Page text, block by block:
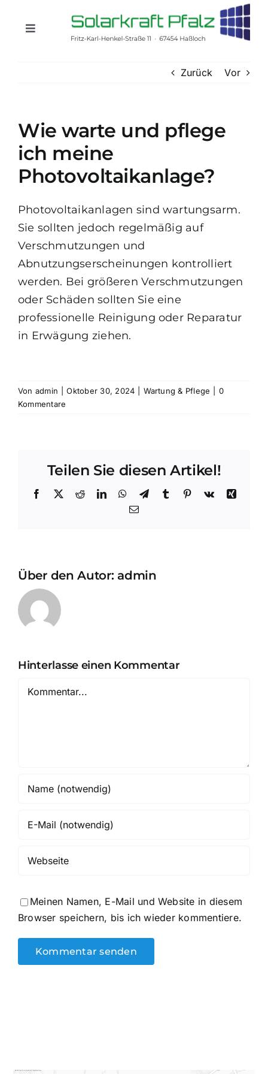
Toggle
GEWERBEKUNDEN
MIETERSTROM
Zurück Vor
Wie warte und pflege
ich meine
Photovoltaikanlage?
Photovoltaikanlagen sind wartungsarm.
Sie sollten jedoch regelmäßig auf
Verschmutzungen und
Abnutzungserscheinungen kontrolliert
werden. Bei größeren Verschmutzungen
oder Schäden sollten Sie eine
professionelle Reinigung oder Reparatur
in Erwägung ziehen.
Von admin Oktober 30, 2024 Wartung & Pflege
0
Kommentare
Teilen Sie diesen Artikel!
Facebook
X RedditLinkedInWhatsApp
TelegramTumblr Pinterest
Vk
Xing
E-
Über den Autor: admin
Hinterlasse einen Kommentar
Kommentar
Meinen Namen, E-Mail und Website in diesem
Browser speichern, bis ich wieder kommentiere.